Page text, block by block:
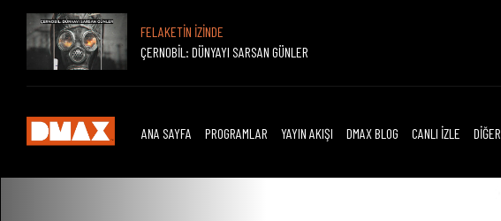
FELAKETİN İZİNDE
ÇERNOBİL: DÜNYAYI SARSAN GÜNLER
ANA SAYFA PROGRAMLAR YAYIN AKIŞI DMAX BLOG CANLI İZLE DİĞER
Bugün 19.30